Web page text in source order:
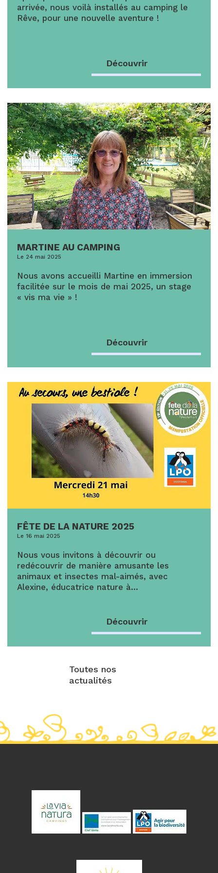
arrivée, nous voilà installés au camping le
Rêve, pour une nouvelle aventure !
Découvrir
MARTINE AU CAMPING
Le 24 mai 2025
Nous avons accueilli Martine en immersion
facilitée sur le mois de mai 2025, un stage
« vis ma vie » !
Découvrir
FÊTE DE LA NATURE 2025
Le 16 mai 2025
Nous vous invitons à découvrir ou
redécouvrir de manière amusante les
animaux et insectes mal-aimés, avec
Alexine, éducatrice nature à…
Découvrir
Toutes nos
actualités